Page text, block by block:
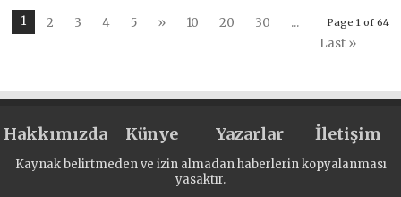
YATIRIM YAPAN
İŞADAMLARINA
DESTEK
BULUNDU
Page 1 of 64
1 2 3 4 5 » 10 20 30
...
Last »
Hakkımızda Künye Yazarlar İletişim
Kaynak belirtmeden ve izin almadan haberlerin kopyalanması
yasaktır.